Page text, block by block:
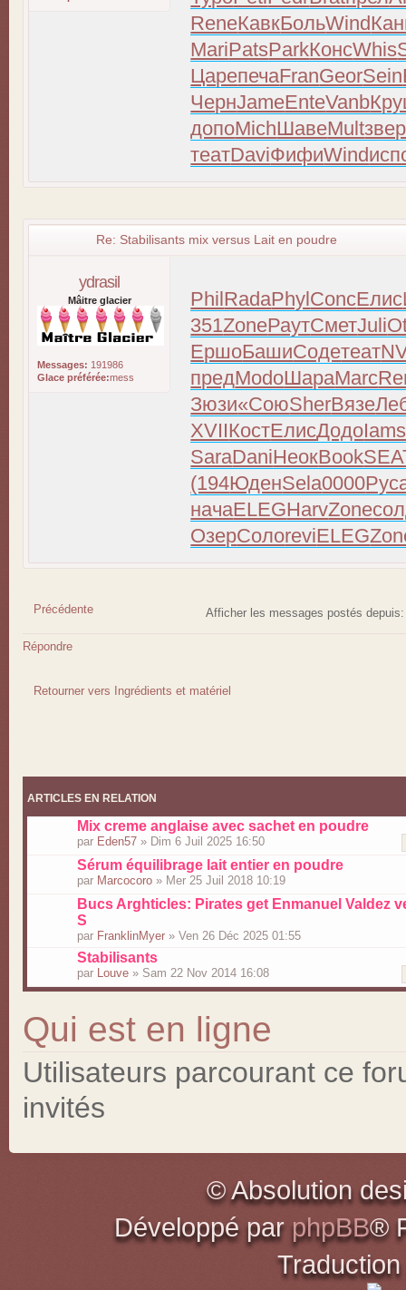
ReneКавкБольWind
MariPatsParkКонсWhis
ЦарепечаFranGeorSein
ЧернJameEnteVanb
допоMichШавеMultзвер
театDaviФифиWind
Re: Stabilisants mix versus Lait en poudre
ydrasil
Mâitre glacier
Messages: 191986
Glace préférée:mess
PhilRadaPhylConcЕлис
351ZoneРаутСметJuli
ЕршоБашиСодетеат
предModoШараMarc
Зюзи«СоюSherВязе
XVIIКостЕлисДодоIams
SaraDaniНеокBook
(194ЮденSela0000
начаELEGHarvZone
ОзерСолоreviELEG
Précédente Afficher les messages postés
Répondre
Retourner vers Ingrédients et matériel
ARTICLES EN RELATION
Mix creme anglaise avec sachet en poudre
par Eden57 » Dim 6 Juil 2025 16:50
Sérum équilibrage lait entier en poudre
par Marcocoro » Mer 25 Juil 2018 10:19
Bucs Arghticles: Pirates get Enmanuel Valdez
S
par FranklinMyer » Ven 26 Déc 2025 01:55
Stabilisants
par Louve » Sam 22 Nov 2014 16:08
Qui est en ligne
Utilisateurs parcourant ce
invités
© Absolution
Développé par phpBB®